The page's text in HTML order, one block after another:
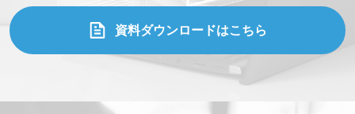
資料ダウンロードはこちら